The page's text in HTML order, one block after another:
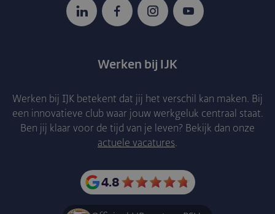
Werken bij IJK
Werken bij IJK betekent dat jij het verschil kan maken. Bij
een innovatieve club waar jouw werkgeluk centraal staat.
Ben jij klaar voor de tijd van je leven? Bekijk dan onze
actuele vacatures.
4.8